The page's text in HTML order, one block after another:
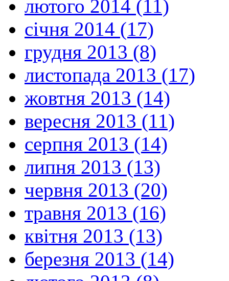
лютого 2014 (11)
січня 2014 (17)
грудня 2013 (8)
листопада 2013 (17)
жовтня 2013 (14)
вересня 2013 (11)
серпня 2013 (14)
липня 2013 (13)
червня 2013 (20)
травня 2013 (16)
квітня 2013 (13)
березня 2013 (14)